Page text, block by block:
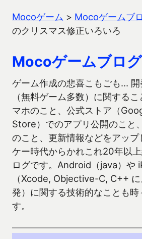
Mocoゲーム > Mocoゲームブ
のクリスマス修正いろいろ
Mocoゲームブログ
ゲーム作成の悲喜こもごも… 開
（無料ゲーム多数）に関する
マホのこと、公式ストア（
Store）でのアプリ公開のこと
のこと、更新情報などをアップ
ケー時代からかれこれ20年以
ログです。Android（java）や
（Xcode, Objective-C, C++
発）に関する技術的なことも時
す。